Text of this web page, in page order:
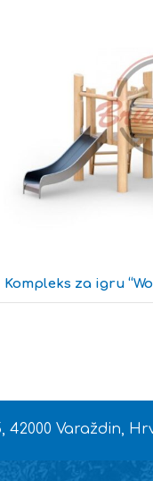
Kompleks za igru
42000 Varaždin,